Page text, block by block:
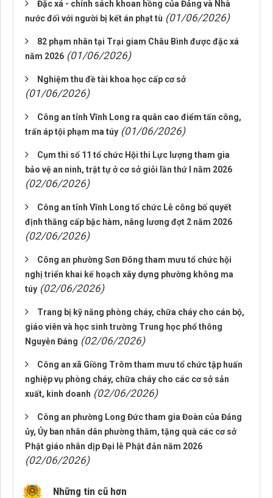
Đặc xá - chính sách khoan hồng của Đảng và Nhà
nước đối với người bị kết án phạt tù (01/06/2026)
82 phạm nhân tại Trại giam Châu Bình được đặc xá
năm 2026 (01/06/2026)
Nghiệm thu đề tài khoa học cấp cơ sở
(01/06/2026)
Công an tỉnh Vĩnh Long ra quân cao điểm tấn công,
trấn áp tội phạm ma túy (01/06/2026)
Cụm thi số 11 tổ chức Hội thi Lực lượng tham gia
bảo vệ an ninh, trật tự ở cơ sở giỏi lần thứ I năm 2026
(02/06/2026)
Công an tỉnh Vĩnh Long tổ chức Lễ công bố quyết
định thăng cấp bậc hàm, nâng lương đợt 2 năm 2026
(02/06/2026)
Công an phường Sơn Đông tham mưu tổ chức hội
nghị triển khai kế hoạch xây dựng phường không ma
túy (02/06/2026)
Trang bị kỹ năng phòng cháy, chữa cháy cho cán bộ,
giáo viên và học sinh trường Trung học phổ thông
Nguyễn Đáng (02/06/2026)
Công an xã Giồng Trôm tham mưu tổ chức tập huấn
nghiệp vụ phòng cháy, chữa cháy cho các cơ sở sản
xuất, kinh doanh (02/06/2026)
Công an phường Long Đức tham gia Đoàn của Đảng
ủy, Ủy ban nhân dân phường thăm, tặng quà các cơ sở
Phật giáo nhân dịp Đại lễ Phật đản năm 2026
(02/06/2026)
Những tin cũ hơn